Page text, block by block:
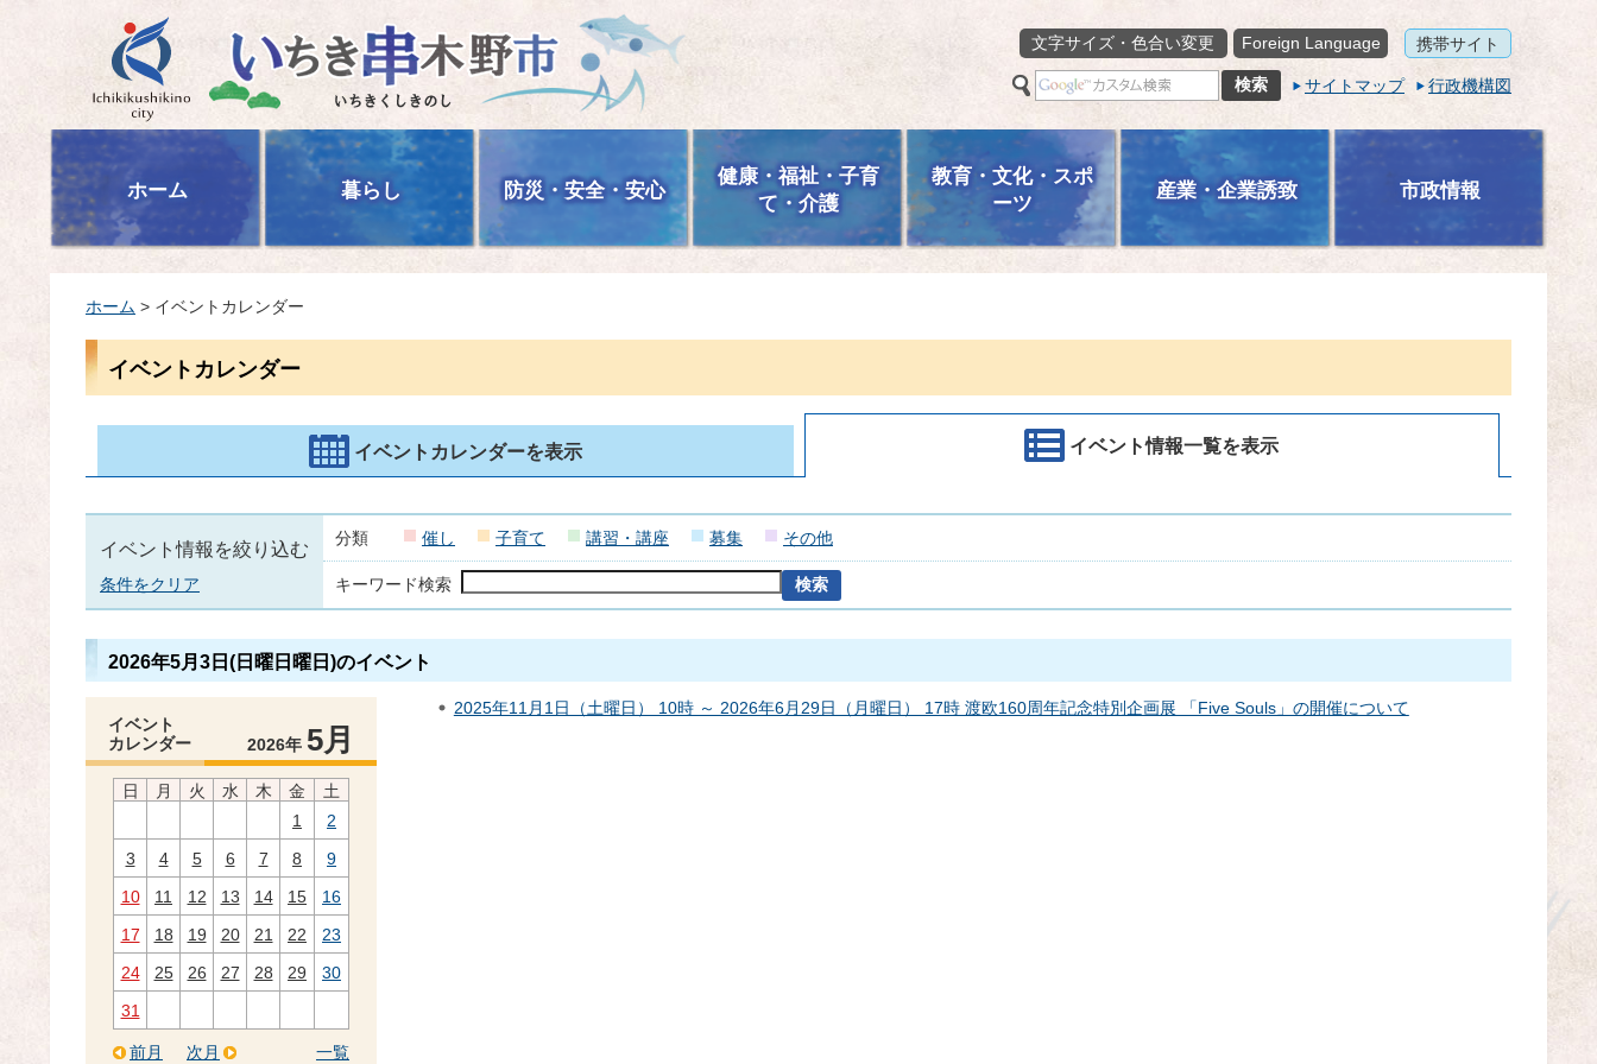
いちき串木野市
文字サイズ・色合い変更
Foreign Language 携帯サイト
サイトマップ 行政機構図
ホーム 暮らし 防災・安全・安心
健康・福祉・子育
て・介護
教育・文化・スポ
ーツ
産業・企業誘致 市政情報
ホーム > イベントカレンダー
イベントカレンダー
イベントカレンダーを表示 イベント情報一覧を表示
イベント情報を絞り込む
条件をクリア
分類 催し 子育て 講習・講座 募集 その他
キーワード検索
2026年5月3日(日曜日曜日)のイベント
イベント
カレンダー
2026年 5月
日 月 火 水 木 金
土
1
2
3
4 5 6 7 8
9
10
11 12 13 14 15
16
17
18 19 20 21 22
23
24
25 26 27 28 29
30
31
前月 一覧
次月
2025年11月1日（土曜日） 10時 ～ 2026年6月29日（月曜日） 17時 渡欧160周年記念特別企画展 「Five Souls」の開催について